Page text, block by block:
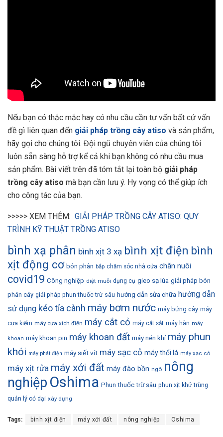
Nếu bạn có thắc mắc hay có nhu cầu cần tư vấn bất cứ vấn
đề gì liên quan đến giải pháp trồng cây atiso và sản phẩm,
hãy gọi cho chúng tôi. Đội ngũ chuyên viên của chúng tôi
luôn sẵn sàng hỗ trợ kể cả khi bạn không có nhu cầu mua
sản phẩm. Bài viết trên đã tóm tắt lại toàn bộ giải pháp
trồng cây atiso mà bạn cần lưu ý. Hy vọng có thể giúp ích
cho công tác của bạn.
>>>>> XEM THÊM: GIẢI PHÁP TRỒNG CÂY ATISO: QUY
TRÌNH KỸ THUẬT TRỒNG ATISO
bình xạ phân bình xịt 3 xạ bình xịt điện bình
xịt động cơ bón phân bắp chăm sóc nhà cửa chăn nuôi
covid19 Công nghiệp diệt muỗi dụng cụ gieo sạ lúa giải pháp bón
phân cây giải pháp phun thuốc trừ sâu hướng dẫn sửa chữa hướng dẫn
sử dụng kéo tỉa cành máy bơm nước máy bứng cây máy
cưa kiếm máy cưa xích điện máy cắt cỏ máy cắt sắt máy hàn máy
khoan máy khoan pin máy khoan đất máy nén khí máy phun
khói máy phát điện máy siết vít máy sạc cỏ máy thổi lá máy xạc cỏ
máy xịt rửa máy xới đất máy đào bồn ngô nông
nghiệp Oshima Phun thuốc trừ sâu phun xịt khử trùng
quản lý cỏ dại xây dựng
Tags: bình xịt điện máy xới đất nông nghiệp Oshima